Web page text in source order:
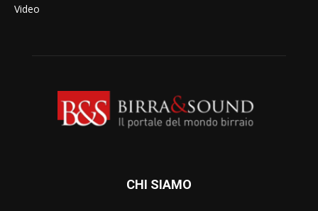
Video
CHI SIAMO